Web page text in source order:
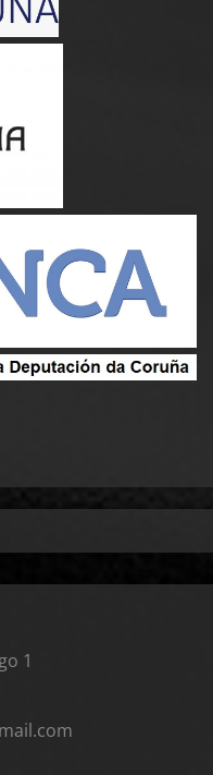
1
ail.com